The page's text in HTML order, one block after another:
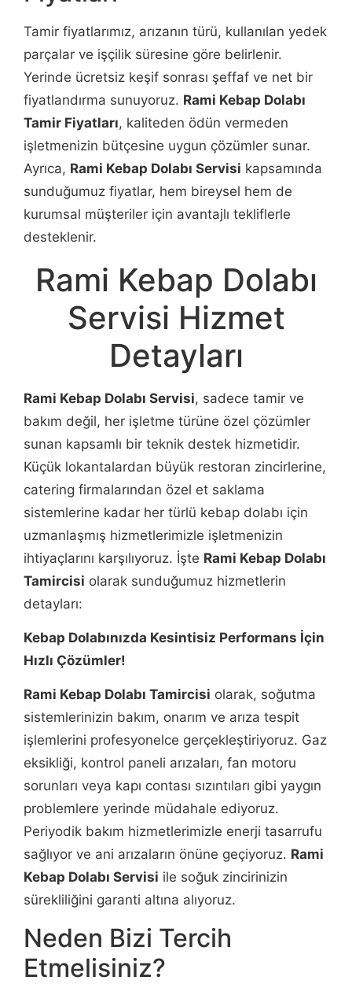
Tamir fiyatlarımız, arızanın türü, kullanılan yedek
parçalar ve işçilik süresine göre belirlenir.
Yerinde ücretsiz keşif sonrası şeffaf ve net bir
fiyatlandırma sunuyoruz. Rami Kebap Dolabı
Tamir Fiyatları, kaliteden ödün vermeden
işletmenizin bütçesine uygun çözümler sunar.
Ayrıca, Rami Kebap Dolabı Servisi kapsamında
sunduğumuz fiyatlar, hem bireysel hem de
kurumsal müşteriler için avantajlı tekliflerle
desteklenir.
Rami Kebap Dolabı
Servisi Hizmet
Detayları
Rami Kebap Dolabı Servisi, sadece tamir ve
bakım değil, her işletme türüne özel çözümler
sunan kapsamlı bir teknik destek hizmetidir.
Küçük lokantalardan büyük restoran zincirlerine,
catering firmalarından özel et saklama
sistemlerine kadar her türlü kebap dolabı için
uzmanlaşmış hizmetlerimizle işletmenizin
ihtiyaçlarını karşılıyoruz. İşte Rami Kebap Dolabı
Tamircisi olarak sunduğumuz hizmetlerin
detayları:
Kebap Dolabınızda Kesintisiz Performans İçin
Hızlı Çözümler!
Rami Kebap Dolabı Tamircisi olarak, soğutma
sistemlerinizin bakım, onarım ve arıza tespit
işlemlerini profesyonelce gerçekleştiriyoruz. Gaz
eksikliği, kontrol paneli arızaları, fan motoru
sorunları veya kapı contası sızıntıları gibi yaygın
problemlere yerinde müdahale ediyoruz.
Periyodik bakım hizmetlerimizle enerji tasarrufu
sağlıyor ve ani arızaların önüne geçiyoruz. Rami
Kebap Dolabı Servisi ile soğuk zincirinizin
sürekliliğini garanti altına alıyoruz.
Neden Bizi Tercih
Etmelisiniz?